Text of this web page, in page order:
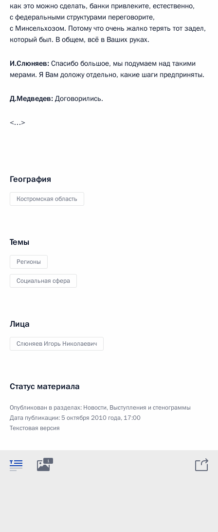
как это можно сделать, банки привлеките, естественно,
с федеральными структурами переговорите,
с Минсельхозом. Потому что очень жалко терять тот задел,
который был. В общем, всё в Ваших руках.
И.Слюняев: Спасибо большое, мы подумаем над такими
мерами. Я Вам доложу отдельно, какие шаги предприняты.
Д.Медведев: Договорились.
<…>
География
Костромская область
Темы
Регионы
Социальная сфера
Лица
Слюняев Игорь Николаевич
Статус материала
Опубликован в разделах: Новости, Выступления и стенограммы
Дата публикации:5 октября 2010 года, 17:00
Текстовая версия
1